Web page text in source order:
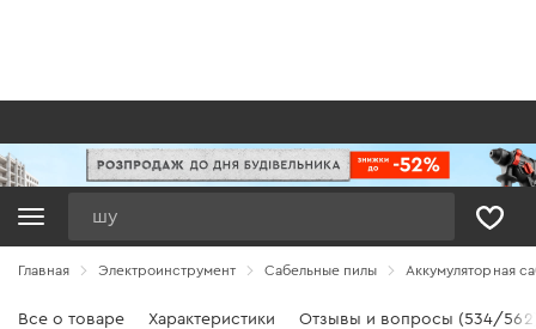
Главная Электроинструмент Сабельные пилы Аккумуляторная
Все о товаре Характеристики Отзывы и вопросы (534/